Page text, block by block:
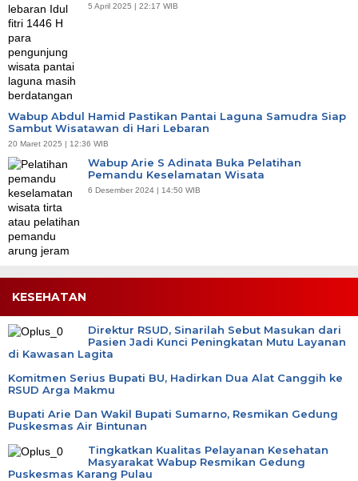
5 April 2025 | 22:17 WIB
Wabup Abdul Hamid Pastikan Pantai Laguna Samudra Siap
Sambut Wisatawan di Hari Lebaran
20 Maret 2025 | 12:36 WIB
Wabup Arie S Adinata Buka Pelatihan
Pemandu Keselamatan Wisata
6 Desember 2024 | 14:50 WIB
KESEHATAN
Direktur RSUD, Sinarilah Sebut Masukan dari
Pasien Jadi Kunci Peningkatan Mutu Layanan
di Kawasan Lagita
Komitmen Serius Bupati BU, Hadirkan Dua Alat Canggih ke
RSUD Arga Makmu
Bupati Arie Dan Wakil Bupati Sumarno, Resmikan Gedung
Puskesmas Air Bintunan
Tingkatkan Kualitas Pelayanan Kesehatan
Masyarakat Wabup Resmikan Gedung
Puskesmas Karang Pulau